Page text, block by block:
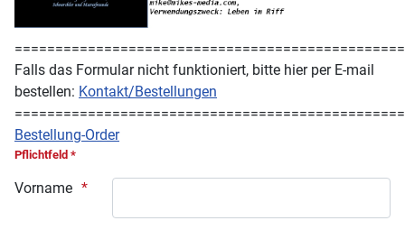
Falls das Formular nicht funktioniert, bitte hier per E-mail
bestellen: Kontakt/Bestellungen
Bestellung-Order
Pflichtfeld *
Vorname